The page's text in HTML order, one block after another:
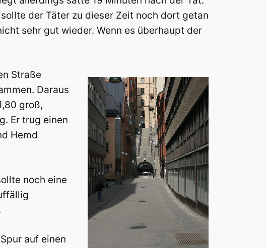
der Täter zu dieser Zeit noch dort getan
sehr gut wieder. Wenn es überhaupt der
Straße
Daraus
groß,
Er trug einen
Hemd
noch eine
auf einen